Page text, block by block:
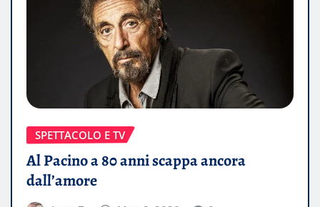
SPETTACOLO E TV
Al Pacino a 80 anni scappa ancora
dall’amore